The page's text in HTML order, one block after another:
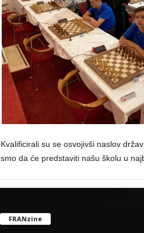
Kvalificirali su se osvojivši naslov
smo da će predstaviti našu školu u
FRANzine